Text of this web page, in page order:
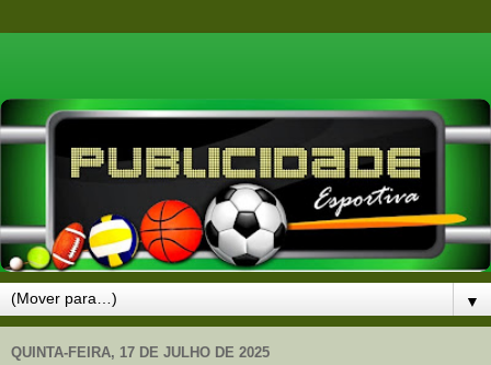
▼
QUINTA-FEIRA, 17 DE JULHO DE 2025